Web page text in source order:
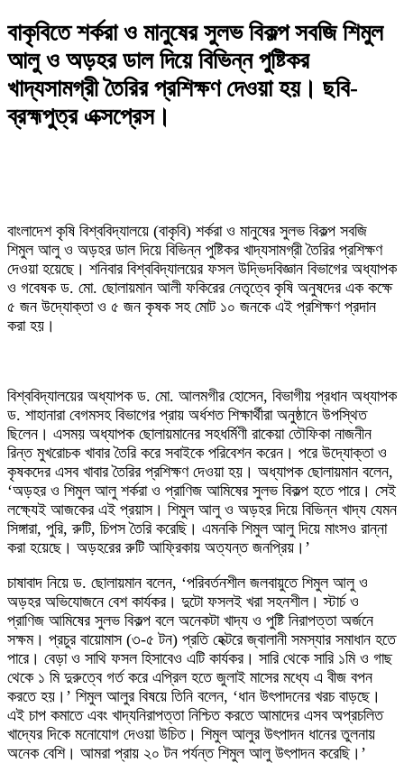
বাকৃবিতে শর্করা ও মানুষের সুলভ বিকল্প সবজি শিমুল
আলু ও অড়হর ডাল দিয়ে বিভিন্ন পুষ্টিকর
খাদ্যসামগ্রী তৈরির প্রশিক্ষণ দেওয়া হয়। ছবি-
ব্রহ্মপুত্র এক্সপ্রেস।
বাংলাদেশ কৃষি বিশ্ববিদ্যালয়ে (বাকৃবি) শর্করা ও মানুষের সুলভ বিকল্প সবজি
শিমুল আলু ও অড়হর ডাল দিয়ে বিভিন্ন পুষ্টিকর খাদ্যসামগ্রী তৈরির প্রশিক্ষণ
দেওয়া হয়েছে। শনিবার বিশ্ববিদ্যালয়ের ফসল উদ্ভিদবিজ্ঞান বিভাগের অধ্যাপক
ও গবেষক ড. মো. ছোলায়মান আলী ফকিরের নেতৃত্বে কৃষি অনুষদের এক কক্ষে
৫ জন উদ্যোক্তা ও ৫ জন কৃষক সহ মোট ১০ জনকে এই প্রশিক্ষণ প্রদান
করা হয়।
বিশ্ববিদ্যালয়ের অধ্যাপক ড. মো. আলমগীর হোসেন, বিভাগীয় প্রধান অধ্যাপক
ড. শাহানারা বেগমসহ বিভাগের প্রায় অর্ধশত শিক্ষার্থীরা অনুষ্ঠানে উপস্থিত
ছিলেন। এসময় অধ্যাপক ছোলায়মানের সহধর্মিণী রাকেয়া তৌফিকা নাজনীন
রিন্ত মুখরোচক খাবার তৈরি করে সবাইকে পরিবেশন করেন। পরে উদ্যোক্তা ও
কৃষকদের এসব খাবার তৈরির প্রশিক্ষণ দেওয়া হয়। অধ্যাপক ছোলায়মান বলেন,
‘অড়হর ও শিমুল আলু শর্করা ও প্রাণিজ আমিষের সুলভ বিকল্প হতে পারে। সেই
লক্ষ্যেই আজকের এই প্রয়াস। শিমুল আলু ও অড়হর দিয়ে বিভিন্ন খাদ্য যেমন
সিঙ্গারা, পুরি, রুটি, চিপস তৈরি করেছি। এমনকি শিমুল আলু দিয়ে মাংসও রান্না
করা হয়েছে। অড়হরের রুটি আফ্রিকায় অত্যন্ত জনপ্রিয়।’
চাষাবাদ নিয়ে ড. ছোলায়মান বলেন, ‘পরিবর্তনশীল জলবায়ুতে শিমুল আলু ও
অড়হর অভিযোজনে বেশ কার্যকর। দুটো ফসলই খরা সহনশীল। স্টার্চ ও
প্রাণিজ আমিষের সুলভ বিকল্প বলে অনেকটা খাদ্য ও পুষ্টি নিরাপত্তা অর্জনে
সক্ষম। প্রচুর বায়োমাস (৩-৫ টন) প্রতি হেক্টরে জ্বালানী সমস্যার সমাধান হতে
পারে। বেড়া ও সাথি ফসল হিসাবেও এটি কার্যকর। সারি থেকে সারি ১মি ও গাছ
থেকে ১ মি দুরুত্বে গর্ত করে এপ্রিল হতে জুলাই মাসের মধ্যে এ বীজ বপন
করতে হয়।’ শিমুল আলুর বিষয়ে তিনি বলেন, ‘ধান উৎপাদনের খরচ বাড়ছে।
এই চাপ কমাতে এবং খাদ্যনিরাপত্তা নিশ্চিত করতে আমাদের এসব অপ্রচলিত
খাদ্যের দিকে মনোযোগ দেওয়া উচিত। শিমুল আলুর উৎপাদন ধানের তুলনায়
অনেক বেশি। আমরা প্রায় ২০ টন পর্যন্ত শিমুল আলু উৎপাদন করেছি।’